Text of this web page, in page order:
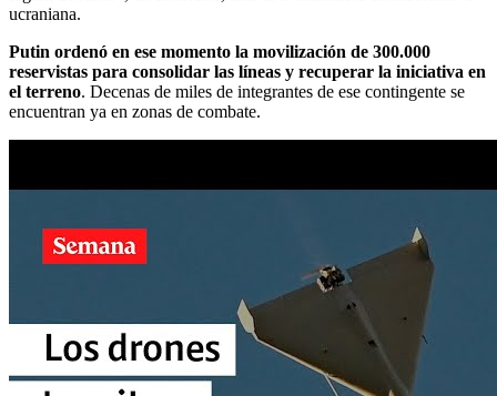
ucraniana.
Putin ordenó en ese momento la movilización de 300.000
reservistas para consolidar las líneas y recuperar la iniciativa en
el terreno. Decenas de miles de integrantes de ese contingente se
encuentran ya en zonas de combate.